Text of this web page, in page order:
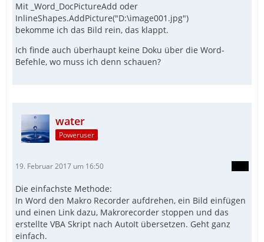
Mit _Word_DocPictureAdd oder
InlineShapes.AddPicture("D:\image001.jpg")
bekomme ich das Bild rein, das klappt.
Ich finde auch überhaupt keine Doku über die Word-
Befehle, wo muss ich denn schauen?
water
Poweruser
19. Februar 2017 um 16:50
Die einfachste Methode:
In Word den Makro Recorder aufdrehen, ein Bild einfügen
und einen Link dazu, Makrorecorder stoppen und das
erstellte VBA Skript nach AutoIt übersetzen. Geht ganz
einfach.